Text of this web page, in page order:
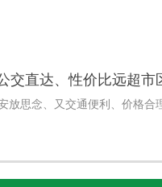
交直达、性价比远超市
放思念、又交通便利、价格合